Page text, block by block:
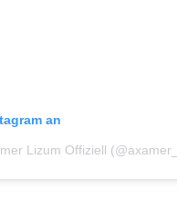
an
Lizum Offiziell